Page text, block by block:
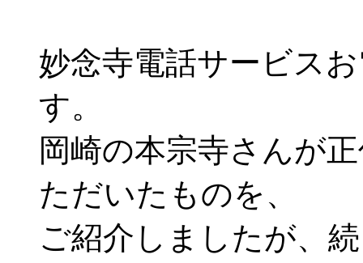
妙念寺電話サービス
す。
岡崎の本宗寺さんが
ただいたものを、
ご紹介しましたが、